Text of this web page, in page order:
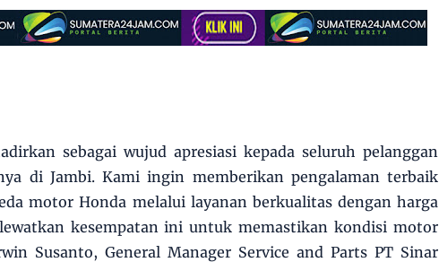
sebagai wujud apresiasi kepada seluruh pelanggan
di Jambi. Kami ingin memberikan pengalaman terbaik
motor Honda melalui layanan berkualitas dengan harga
kesempatan ini untuk memastikan kondisi motor
Susanto, General Manager Service and Parts PT Sinar